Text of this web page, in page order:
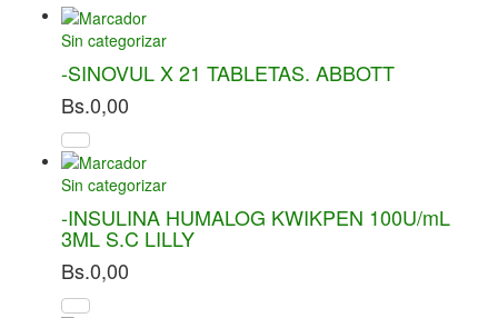
Sin categorizar
-SINOVUL X 21 TABLETAS. ABBOTT
Bs.0,00
Sin categorizar
-INSULINA HUMALOG KWIKPEN 100U/mL
3ML S.C LILLY
Bs.0,00